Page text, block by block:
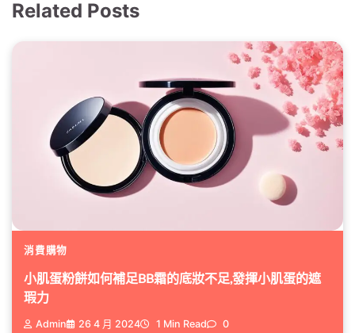
Related Posts
消費購物
小肌蛋粉餅如何補足BB霜的底妝不足,發揮小肌蛋的遮
瑕力
Admin 26 4 月 2024 1 Min Read 0